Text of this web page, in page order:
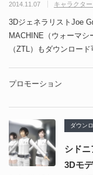
2014.11.07 キャラクタ
3DジェネラリストJoe
MACHINE（ウォーマシ
（ZTL）もダウンロード
プロモーション
ダウン
シド
3Dモ